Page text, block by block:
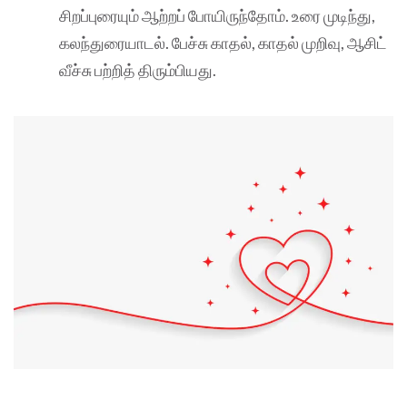
சிறப்புரையும் ஆற்றப் போயிருந்தோம். உரை முடிந்து,
கலந்துரையாடல். பேச்சு காதல், காதல் முறிவு, ஆசிட்
வீச்சு பற்றித் திரும்பியது.